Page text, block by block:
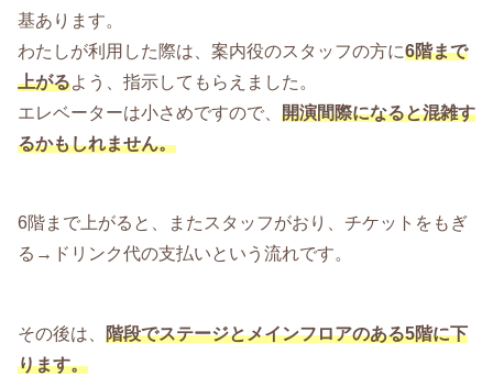
基あります。
わたしが利用した際は、案内役のスタッフの方に6階まで
上がるよう、指示してもらえました。
エレベーターは小さめですので、 開演間際になると混雑す
るかもしれません。
6階まで上がると、またスタッフがおり、チケットをもぎ
る→ドリンク代の支払いという流れです。
その後は、 階段でステージとメインフロアのある5階に下
ります。